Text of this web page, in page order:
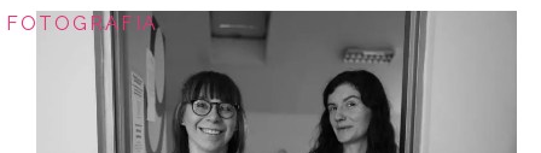
FOTOGRAFIA